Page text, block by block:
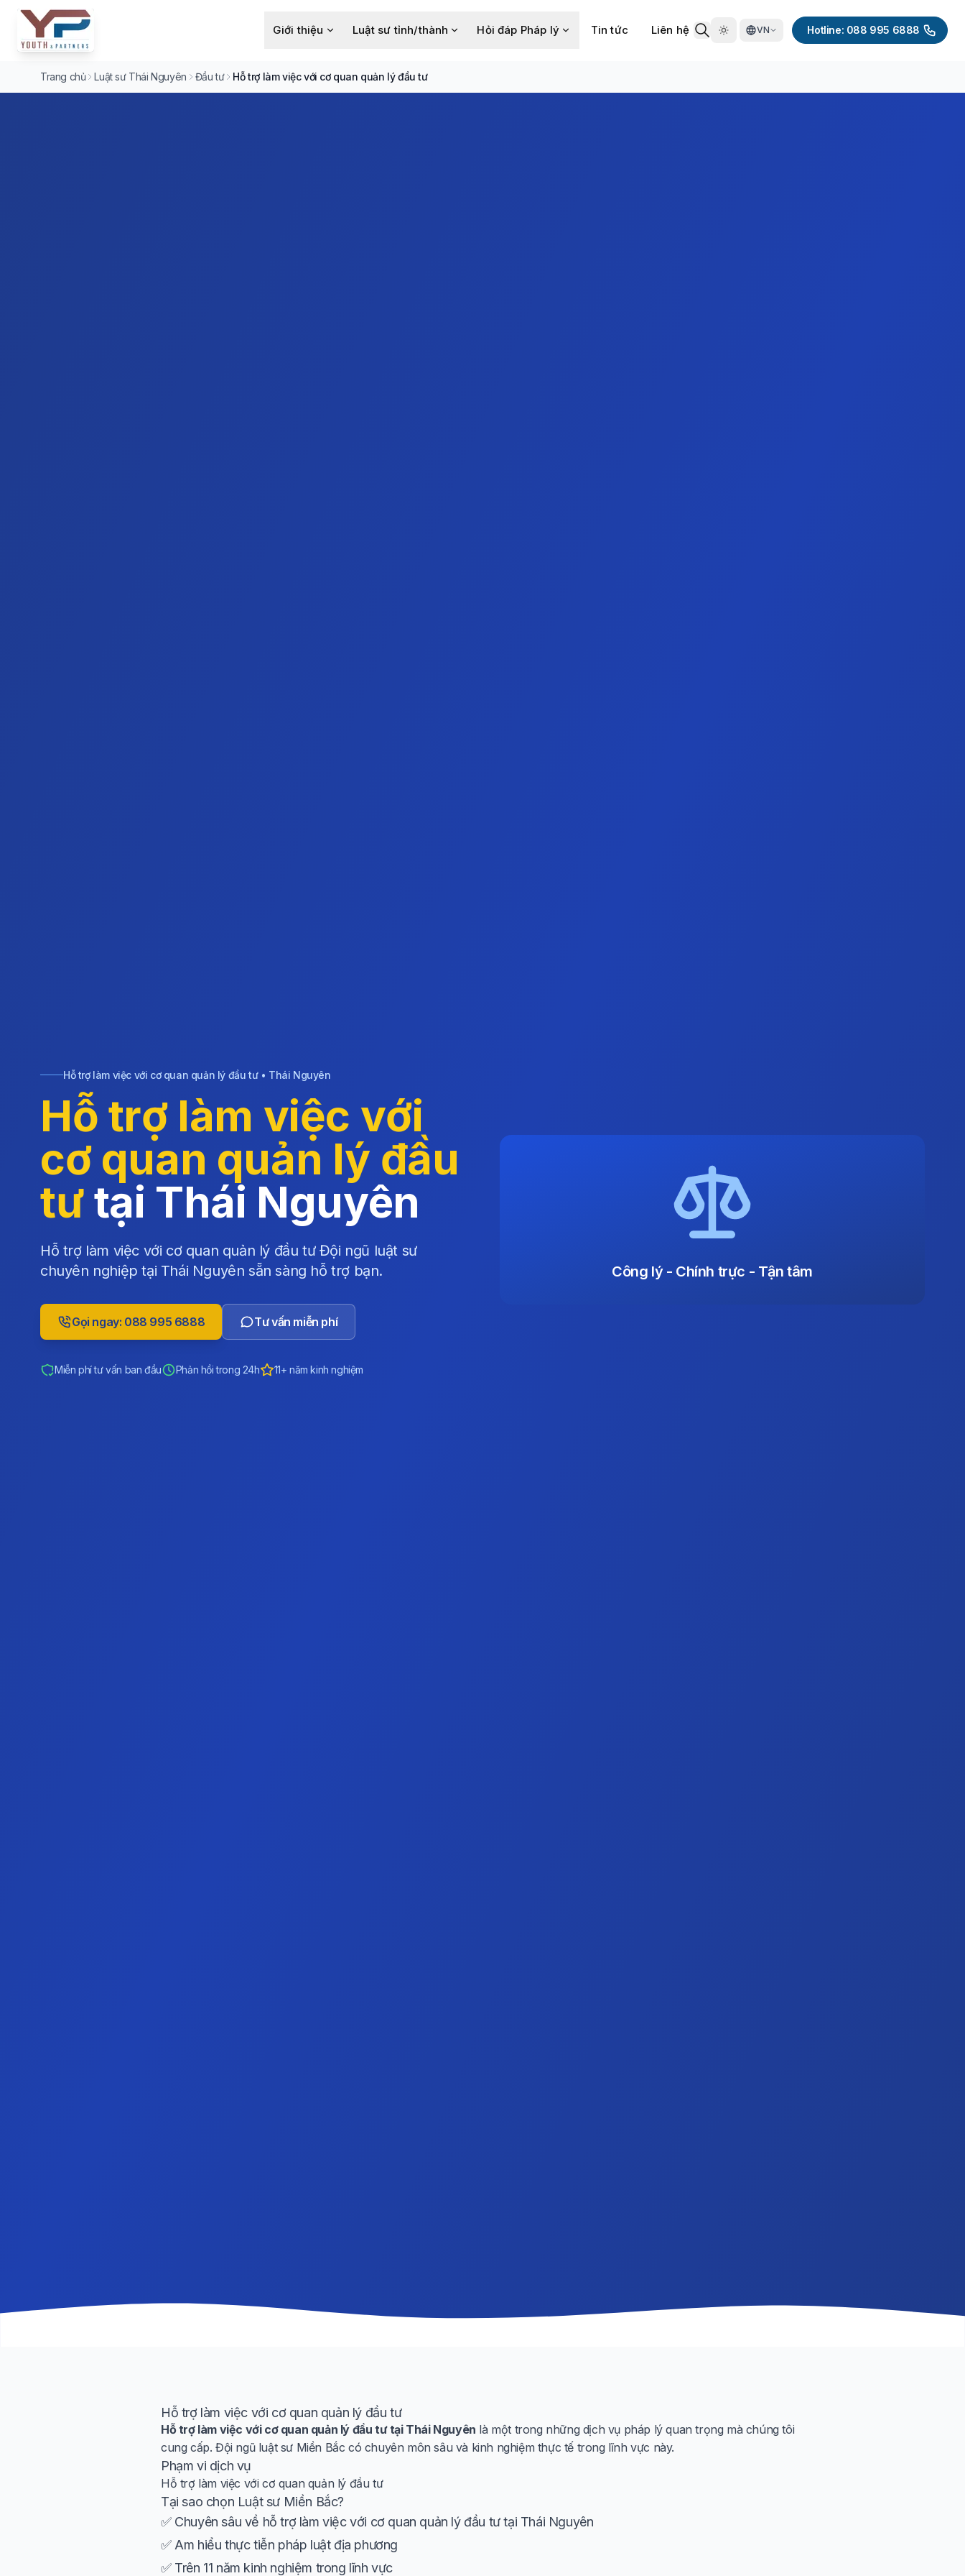
Giới thiệu Luật sư tỉnh/thành Hỏi đáp Pháp lý Tin tức Liên hệ VN Hotline: 088 995 6888
Trang chủ Luật sư Thái Nguyên Đầu tư Hỗ trợ làm việc với cơ quan quản lý đầu tư
Hỗ trợ làm việc với cơ quan quản lý đầu tư • Thái Nguyên
Hỗ trợ làm việc với
cơ quan quản lý đầu
tưtại Thái Nguyên
Hỗ trợ làm việc với cơ quan quản lý đầu tư Đội ngũ luật sư
chuyên nghiệp tại Thái Nguyên sẵn sàng hỗ trợ bạn.
Gọi ngay: 088 995 6888 Tư vấn miễn phí
Miễn phí tư vấn ban đầu Phản hồi trong 24h 11+ năm kinh nghiệm
Công lý - Chính trực - Tận tâm
Hỗ trợ làm việc với cơ quan quản lý đầu tư
Hỗ trợ làm việc với cơ quan quản lý đầu tư tại Thái Nguyên là một trong những dịch vụ pháp lý quan trọng mà chúng tôi
cung cấp. Đội ngũ luật sư Miền Bắc có chuyên môn sâu và kinh nghiệm thực tế trong lĩnh vực này.
Phạm vi dịch vụ
Hỗ trợ làm việc với cơ quan quản lý đầu tư
Tại sao chọn Luật sư Miền Bắc?
✅ Chuyên sâu về hỗ trợ làm việc với cơ quan quản lý đầu tư tại Thái Nguyên
✅ Am hiểu thực tiễn pháp luật địa phương
✅ Trên 11 năm kinh nghiệm trong lĩnh vực